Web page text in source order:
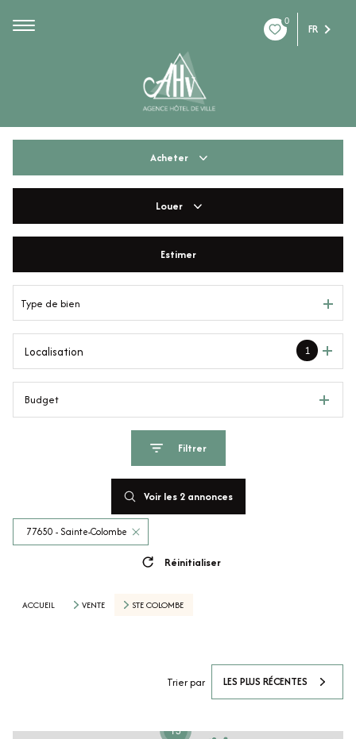
0
FR
Acheter
De l'immo pro
Louer
De l'immo pro
Estimer
Type de bien
1
Localisation
Budget
Filtrer
Voir les 2annonces
77650 - Sainte-Colombe
Réinitialiser
ACCUEIL VENTE STE COLOMBE
Trier par LES PLUS RÉCENTES
15